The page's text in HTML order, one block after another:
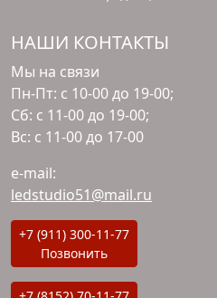
НАШИ КОНТАКТЫ
Мы на связи
Пн-Пт: с 10-00 до 19-00;
Сб: с 11-00 до 19-00;
Вс: с 11-00 до 17-00
e-mail:
ledstudio51@mail.ru
+7 (911) 300-11-77
Позвонить